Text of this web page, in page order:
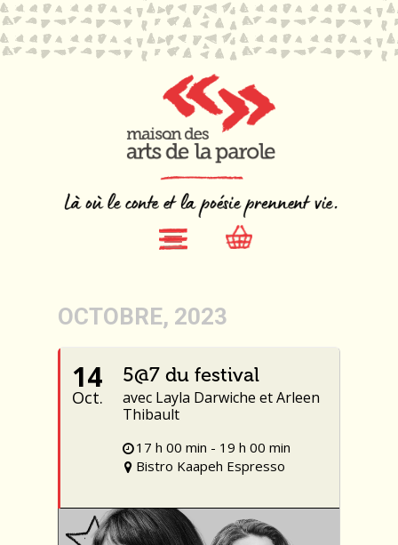
OCTOBRE, 2023
14
Oct.
5@7 du festival
avec Layla Darwiche et Arleen
Thibault
17 h 00 min - 19 h 00 min
Bistro Kaapeh Espresso